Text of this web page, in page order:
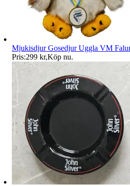
Mjukisdjur Gosedjur Uggla VM
Pris:299 kr,Köp nu.